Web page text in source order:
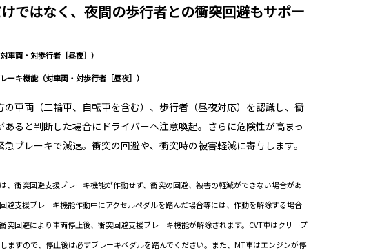
ではなく、夜間の歩行者との衝突回避もサポー
車両・対歩行者［昼夜］）
ーキ機能（対車両・対歩行者［昼夜］）
の車両（二輪車、自転車を含む）、歩行者（昼夜対応）を認識し、衝
あると判断した場合にドライバーへ注意喚起。さらに危険性が高まっ
急ブレーキで減速。衝突の回避や、衝突時の被害軽減に寄与します。
、衝突回避支援ブレーキ機能が作動せず、衝突の回避、被害の軽減ができない場合があ
避支援ブレーキ機能作動中にアクセルペダルを踏んだ場合等には、作動を解除する場合
突回避により車両停止後、衝突回避支援ブレーキ機能が解除されます。CVT車はクリープ
ますので、停止後は必ずブレーキペダルを踏んでください。また、MT車はエンジンが停